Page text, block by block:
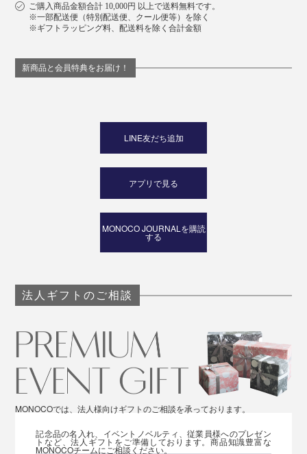
ご購入商品金額合計 10,000円 以上で送料無料です。
※一部配送便（特別配送便、クール便等）を除く
※ギフトラッピング料、配送料を除く合計金額
新商品と会員特典をお届け！
LINE友だち追加
アプリで見る
MONOCO JOURNALを購読
する
法人ギフトのご相談
MONOCOでは、法人様向けギフトのご相談を承っております。
記念品の名入れ、イベントノベルティ、従業員様へのプレゼン
トなど、法人ギフトをご準備しております。商品知識豊富な
MONOCOチームにご相談ください。